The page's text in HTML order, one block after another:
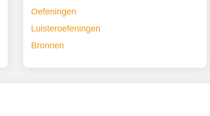
Oefeningen
Luisteroefeningen
Bronnen